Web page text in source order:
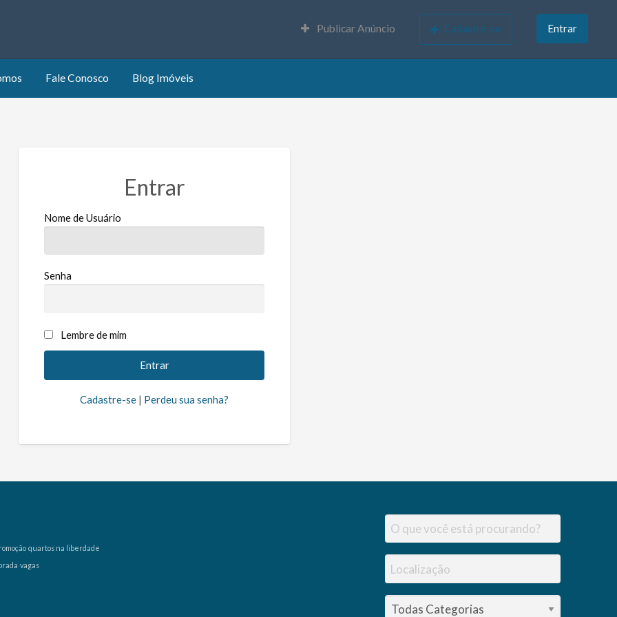
Publicar Anúncio Cadastre-se Entrar
Fale Conosco Blog Imóveis
Entrar
Nome de Usuário
Senha
Lembre de mim
Cadastre-se | Perdeu sua senha?
quartos na liberdade
vagas